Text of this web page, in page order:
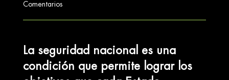
Comentarios
La seguridad nacional es una
condición que permite lograr los